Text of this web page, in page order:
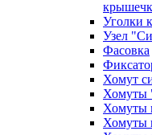
Уголки
Узел
Фасовка
Хомут
Хомуты
Хомуты
Хомуты